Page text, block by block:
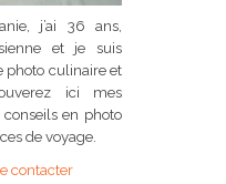
j’ai 36 ans,
et je suis
photo culinaire et
ici mes
en photo
de voyage.
contacter